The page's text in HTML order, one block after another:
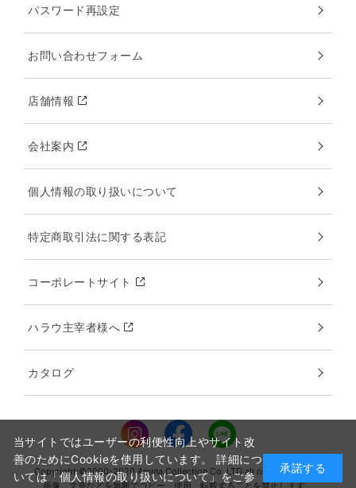
パスワード再設定
お問い合わせフォーム
店舗情報
会社案内
個人情報の取り扱いについて
特定商取引法に関する表記
コーポレートサイト
ハラウ主宰者様へ
カタログ
Copyright:©2000-2020 Amina Collection Co.,LTD all rights reserved.
画像、文章などを無断でコピー、使用、転載することを禁止します。
当サイトではユーザーの利便性向上やサイト改
善のためにCookieを使用しています。 詳細につ
いては「個人情報の取り扱いについて」をご参
承諾する